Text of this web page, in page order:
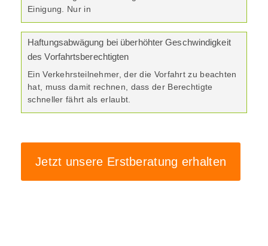
Einigung. Nur in
Haftungsabwägung bei überhöhter Geschwindigkeit
des Vorfahrtsberechtigten
Ein Verkehrsteilnehmer, der die Vorfahrt zu beachten
hat, muss damit rechnen, dass der Berechtigte
schneller fährt als erlaubt.
Jetzt unsere Erstberatung erhalten